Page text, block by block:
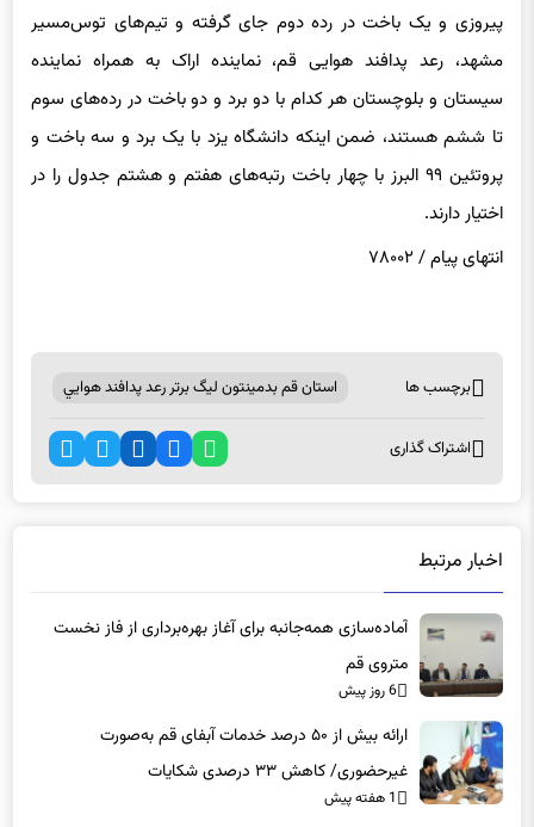
پیروزی و یک باخت در رده دوم جای گرفته و تیم‌های توس‌مسیر
مشهد، رعد پدافند هوایی قم، نماینده اراک به همراه نماینده
سیستان و بلوچستان هر کدام با دو برد و دو باخت در رده‌های سوم
تا ششم هستند، ضمن اینکه دانشگاه یزد با یک برد و سه باخت و
پروتئین ۹۹ البرز با چهار باخت رتبه‌های هفتم و هشتم جدول را در
اختیار دارند.
انتهایپیام / ۷۸۰۰۲
برچسب ها استان قم بدمينتون ليگ برتر رعد پدافند هوايي
اشتراک گذاری
اخبار مرتبط
آماده‌سازی همه‌جانبه برای آغاز بهره‌برداری از فاز نخست
متروی قم
6 روز پیش
ارائه بیش از ۵۰ درصد خدمات آبفای قم به‌صورت
غیرحضوری/ کاهش ۳۳ درصدی شکایات
1 هفته پیش